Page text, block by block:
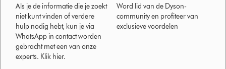
Als je de informatie die je zoekt
niet kunt vinden of verdere
hulp nodig hebt, kun je via
WhatsApp in contact worden
gebracht met een van onze
experts. Klik hier.
Word lid van de Dyson-
community en profiteer van
exclusieve voordelen